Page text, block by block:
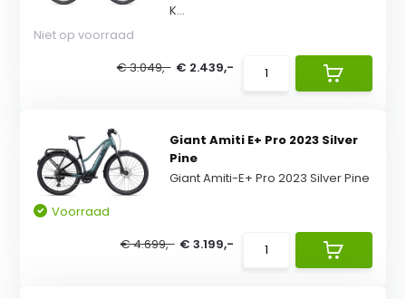
K...
Niet op voorraad
€ 3.049,- € 2.439,-
Giant Amiti E+ Pro 2023 Silver
Pine
Giant Amiti-E+ Pro 2023 Silver Pine
Voorraad
€ 4.699,- € 3.199,-